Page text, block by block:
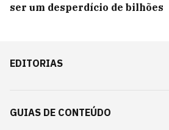
ser um desperdício de bilhões
EDITORIAS
GUIAS DE CONTEÚDO